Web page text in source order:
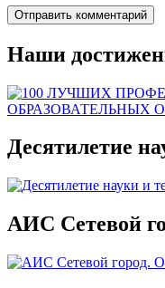
Наши
Десятилетие
АИС Сетевой